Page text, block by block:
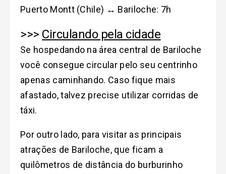
Puerto Montt (Chile) ↔ Bariloche: 7h
>>> Circulando pela cidade
Se hospedando na área central de Bariloche
você consegue circular pelo seu centrinho
apenas caminhando. Caso fique mais
afastado, talvez precise utilizar corridas de
táxi.
Por outro lado, para visitar as principais
atrações de Bariloche, que ficam a
quilômetros de distância do burburinho